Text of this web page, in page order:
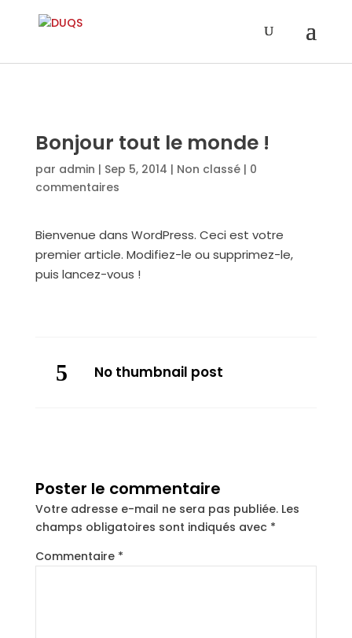
Bonjour tout le monde !
par admin | Sep 5, 2014 | Non classé| 0
commentaires
Bienvenue dans WordPress. Ceci est votre
premier article. Modifiez-le ou supprimez-le,
puis lancez-vous !
No thumbnail post
Poster le commentaire
Votre adresse e-mail ne sera pas publiée. Les
champs obligatoires sont indiqués avec *
Commentaire *